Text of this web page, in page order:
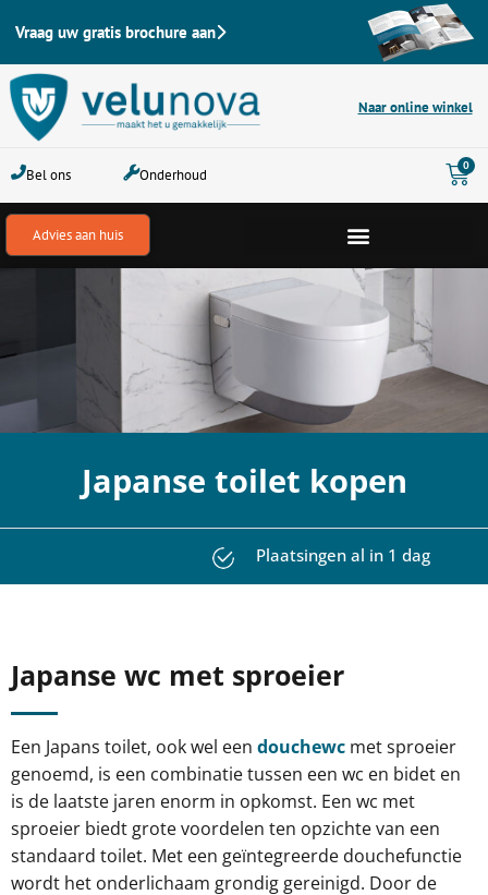
naar
de
inhoud
Vraag uw gratis brochure aan
Naar online winkel
Bel ons Onderhoud
0
Advies aan huis
Japanse toilet kopen
Gratis adviesgesprek aan huis
Japanse wc met sproeier​
Een Japans toilet, ook wel een douchewc met sproeier
genoemd, is een combinatie tussen een wc en bidet en
is de laatste jaren enorm in opkomst. Een wc met
sproeier biedt grote voordelen ten opzichte van een
standaard toilet. Met een geïntegreerde douchefunctie
wordt het onderlichaam grondig gereinigd. Door de